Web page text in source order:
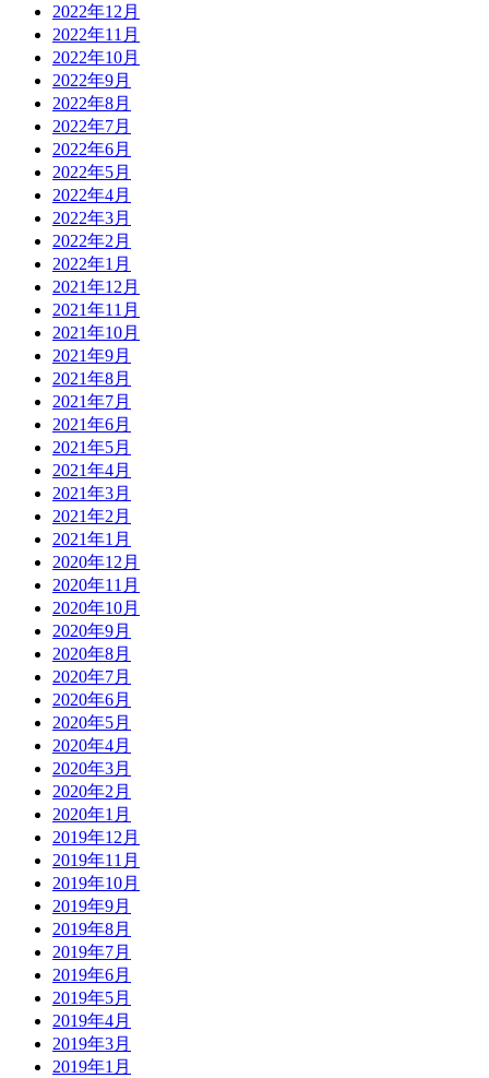
2022年12月
2022年11月
2022年10月
2022年9月
2022年8月
2022年7月
2022年6月
2022年5月
2022年4月
2022年3月
2022年2月
2022年1月
2021年12月
2021年11月
2021年10月
2021年9月
2021年8月
2021年7月
2021年6月
2021年5月
2021年4月
2021年3月
2021年2月
2021年1月
2020年12月
2020年11月
2020年10月
2020年9月
2020年8月
2020年7月
2020年6月
2020年5月
2020年4月
2020年3月
2020年2月
2020年1月
2019年12月
2019年11月
2019年10月
2019年9月
2019年8月
2019年7月
2019年6月
2019年5月
2019年4月
2019年3月
2019年1月